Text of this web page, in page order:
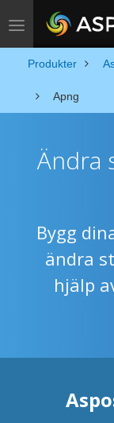
Toggle navigation
Produkter
Apng
Ändra
Bygg
ändra
hjälp